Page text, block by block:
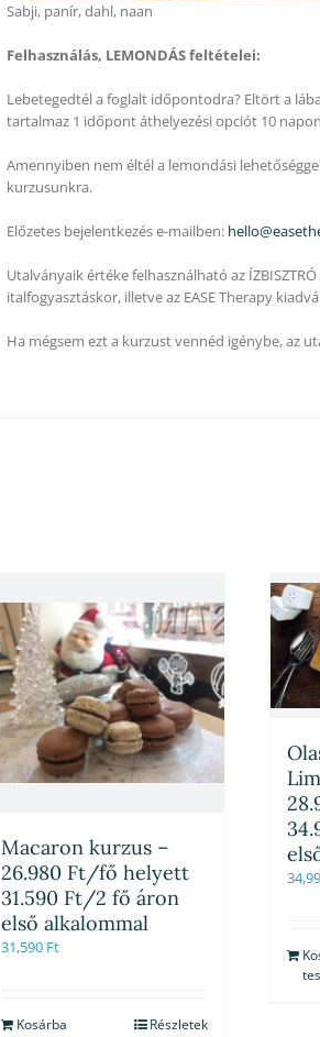
Sabji, panír, dahl, naan
Felhasználás, LEMONDÁS feltételei:
Lebetegedtél a foglalt időpontodra? Eltört a
tartalmaz 1 időpont áthelyezési opciót 10
Amennyiben nem éltél a lemondási
kurzusunkra.
Előzetes bejelentkezés e-mailben:
Utalványaik értéke felhasználható az
italfogyasztáskor, illetve az EASE Therapy
Ha mégsem ezt a kurzust vennéd igénybe, az
Macaron kurzus –
26.980 Ft/fő helyett
31.590 Ft/2 fő áron
első alkalommal
31,590 Ft
Kosárba
Részletek